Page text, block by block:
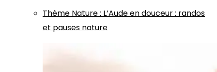
Thème Nature: L’Aude en douceur : randos
et pauses nature